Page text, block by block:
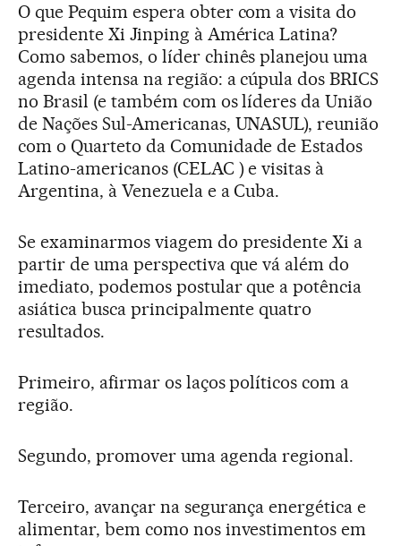
O que Pequim espera obter com a visita do
presidente Xi Jinping à América Latina?
Como sabemos, o líder chinês planejou uma
agenda intensa na região: a cúpula dos BRICS
no Brasil (e também com os líderes da União
de Nações Sul-Americanas, UNASUL), reunião
com o Quarteto da Comunidade de Estados
Latino-americanos (CELAC ) e visitas à
Argentina, à Venezuela e a Cuba.
Se examinarmos viagem do presidente Xi a
partir de uma perspectiva que vá além do
imediato, podemos postular que a potência
asiática busca principalmente quatro
resultados.
Primeiro, afirmar os laços políticos com a
região.
Segundo, promover uma agenda regional.
Terceiro, avançar na segurança energética e
alimentar, bem como nos investimentos em